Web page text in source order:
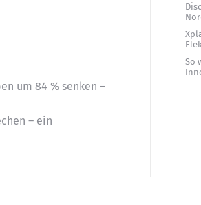
um 84 % senken –
– ein
So